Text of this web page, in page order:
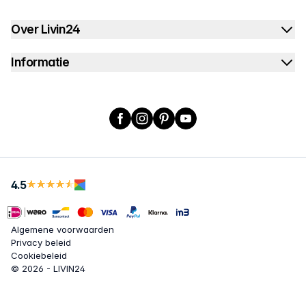
Over Livin24
Informatie
Facebook
Instagram
PinterestYouTube
4.5
Algemene voorwaarden
Privacy beleid
Cookiebeleid
© 2026 - LIVIN24